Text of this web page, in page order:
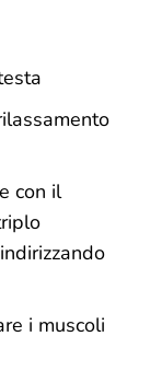
con il
i muscoli